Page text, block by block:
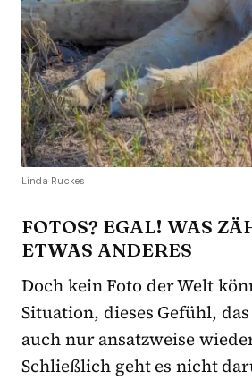
Linda Ruckes
FOTOS? EGAL! WAS
ETWAS ANDERES
Doch kein Foto der Welt
Situation, dieses Gefühl,
auch nur ansatzweise
Schließlich geht es nicht